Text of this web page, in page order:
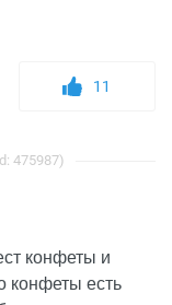
11
475987)
конфеты и
конфеты есть